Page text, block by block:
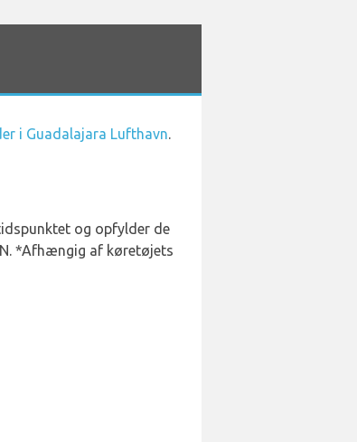
i Guadalajara Lufthavn.
og opfylder de
*Afhængig af køretøjets